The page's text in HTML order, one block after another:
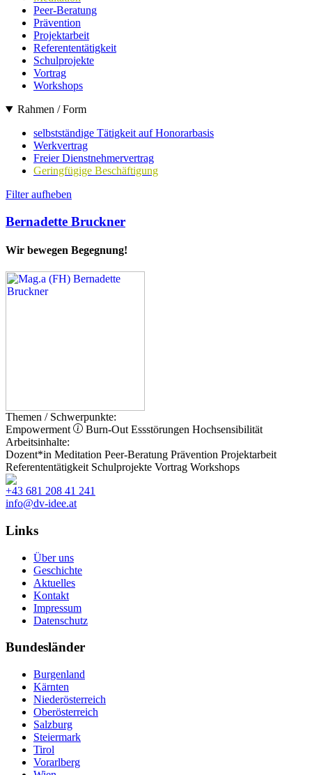
Peer-Beratung
Prävention
Projektarbeit
Referententätigkeit
Schulprojekte
Vortrag
Workshops
Rahmen / Form
selbstständige Tätigkeit auf Honorarbasis
Werkvertrag
Freier Dienstnehmervertrag
Geringfügige Beschäftigung
Filter aufheben
Bernadette Bruckner
Wir bewegen Begegnung!
Themen / Schwerpunkte:
Empowerment
Burn-Out Essstörungen Hochsensibilität
Arbeitsinhalte:
Dozent*in Meditation Peer-Beratung Prävention Projektarbeit
Referententätigkeit Schulprojekte Vortrag Workshops
+43 681 208 41 241
info@dv-idee.at
Links
Über uns
Geschichte
Aktuelles
Kontakt
Impressum
Datenschutz
Bundesländer
Burgenland
Kärnten
Niederösterreich
Oberösterreich
Salzburg
Steiermark
Tirol
Vorarlberg